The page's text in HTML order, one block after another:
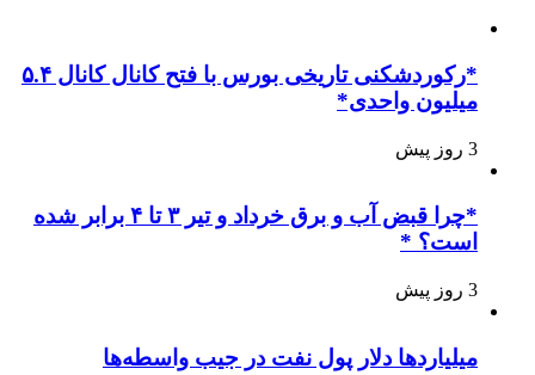
*رکوردشکنی تاریخی بورس با فتح کانال کانال ۵.۴
میلیون واحدی*
3 روز پیش
*چرا قبض آب و برق خرداد و تیر ۳ تا ۴ برابر شده
است؟ *
3 روز پیش
میلیاردها دلار پول نفت در جیب واسطه‌ها